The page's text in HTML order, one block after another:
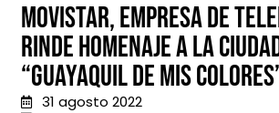
Movistar, empresa de
rinde homenaje a la
“Guayaquil de mis
31 agosto 2022